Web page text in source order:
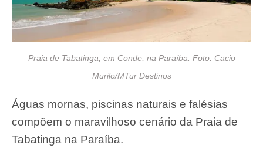
Praia de Tabatinga, em Conde, na Paraíba. Foto: Cacio
Murilo/MTur Destinos
Águas mornas, piscinas naturais e falésias
compõem o maravilhoso cenário da Praia de
Tabatinga na Paraíba.